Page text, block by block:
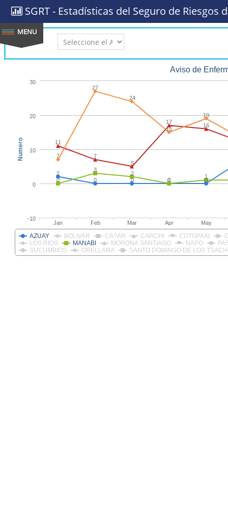
SGRT - Estadísticas del Seguro de Riesgos
Numero
Aviso de
2
0
0 0 0
11
7
5
17
16
0
3
2
0
1
7
27
24
15
19
AZUAY BOLIVAR CA?AR CARCHI COTOPAXI
LOS RIOS
MANABI MORONA SANTIAGO NAPO
SUCUMBIOS
ORELLANA SANTO DOMINGO DE LOS
Jan Feb Mar Apr May
0
10
20
30
-10